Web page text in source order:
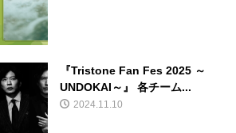
『Tristone Fan Fes 2025 ～
UNDOKAI～』 各チーム...
2024.11.10